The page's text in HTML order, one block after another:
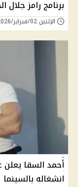
برنامج رامز جلال
الإثنين 02/فبراير/2026 - 07:54 م
انشغاله بالسينما